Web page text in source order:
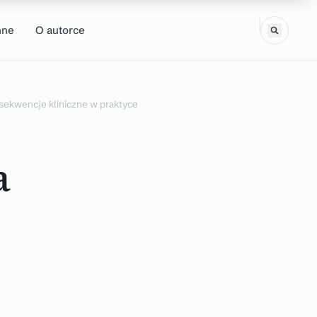
O autorce
kliniczne w praktyce